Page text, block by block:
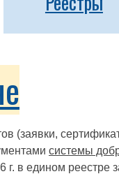
(заявки,
системы
в едином реестре